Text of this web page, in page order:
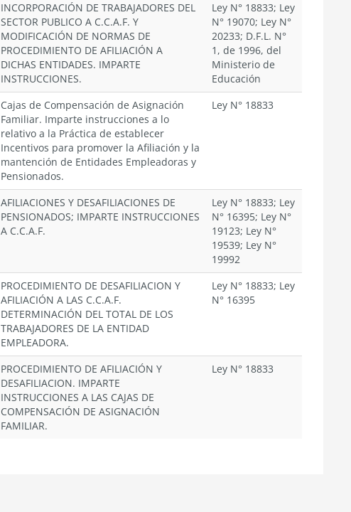
INCORPORACIÓN DE TRABAJADORES DEL
SECTOR PUBLICO A C.C.A.F. Y
MODIFICACIÓN DE NORMAS DE
PROCEDIMIENTO DE AFILIACIÓN A
DICHAS ENTIDADES. IMPARTE
INSTRUCCIONES.
Ley N° 18833; Ley
N° 19070; Ley N°
20233; D.F.L. N°
1, de 1996, del
Ministerio de
Educación
Cajas de Compensación de Asignación
Familiar. Imparte instrucciones a lo
relativo a la Práctica de establecer
Incentivos para promover la Afiliación y la
mantención de Entidades Empleadoras y
Pensionados.
Ley N° 18833
AFILIACIONES Y DESAFILIACIONES DE
PENSIONADOS; IMPARTE INSTRUCCIONES
A C.C.A.F.
Ley N° 18833; Ley
N° 16395; Ley N°
19123; Ley N°
19539; Ley N°
19992
PROCEDIMIENTO DE DESAFILIACION Y
AFILIACIÓN A LAS C.C.A.F.
DETERMINACIÓN DEL TOTAL DE LOS
TRABAJADORES DE LA ENTIDAD
EMPLEADORA.
Ley N° 18833; Ley
N° 16395
PROCEDIMIENTO DE AFILIACIÓN Y
DESAFILIACION. IMPARTE
INSTRUCCIONES A LAS CAJAS DE
COMPENSACIÓN DE ASIGNACIÓN
FAMILIAR.
Ley N° 18833